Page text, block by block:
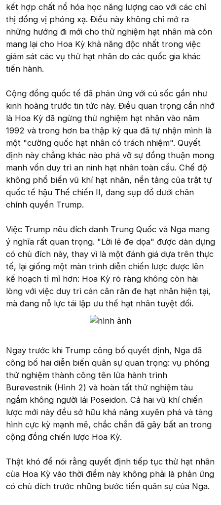
kết hợp chất nổ hóa học năng lượng cao với các chỉ
thị đồng vị phóng xạ. Điều này không chỉ mở ra
những hướng đi mới cho thử nghiệm hạt nhân mà còn
mang lại cho Hoa Kỳ khả năng độc nhất trong việc
giám sát các vụ thử hạt nhân do các quốc gia khác
tiến hành.
Cộng đồng quốc tế đã phản ứng với cú sốc gần như
kinh hoàng trước tin tức này. Điều quan trọng cần nhớ
là Hoa Kỳ đã ngừng thử nghiệm hạt nhân vào năm
1992 và trong hơn ba thập kỷ qua đã tự nhận mình là
một "cường quốc hạt nhân có trách nhiệm". Quyết
định này chẳng khác nào phá vỡ sự đồng thuận mong
manh vốn duy trì an ninh hạt nhân toàn cầu. Chế độ
không phổ biến vũ khí hạt nhân, nền tảng của trật tự
quốc tế hậu Thế chiến II, đang sụp đổ dưới chân
chính quyền Trump.
Việc Trump nêu đích danh Trung Quốc và Nga mang
ý nghĩa rất quan trọng. "Lời lẽ đe dọa" được dàn dựng
có chủ đích này, thay vì là một đánh giá dựa trên thực
tế, lại giống một màn trình diễn chiến lược được lên
kế hoạch tỉ mỉ hơn: Hoa Kỳ rõ ràng không còn hài
lòng với việc duy trì cán cân răn đe hạt nhân hiện tại,
mà đang nỗ lực tái lập ưu thế hạt nhân tuyệt đối.
Ngay trước khi Trump công bố quyết định, Nga đã
công bố hai diễn biến quân sự quan trọng: vụ phóng
thử nghiệm thành công tên lửa hành trình
Burevestnik (Hình 2) và hoàn tất thử nghiệm tàu
ngầm không người lái Poseidon. Cả hai vũ khí chiến
lược mới này đều sở hữu khả năng xuyên phá và tàng
hình cực kỳ mạnh mẽ, chắc chắn đã gây bất an trong
cộng đồng chiến lược Hoa Kỳ.
Thật khó để nói rằng quyết định tiếp tục thử hạt nhân
của Hoa Kỳ vào thời điểm này không phải là phản ứng
có chủ đích trước những bước tiến quân sự của Nga.